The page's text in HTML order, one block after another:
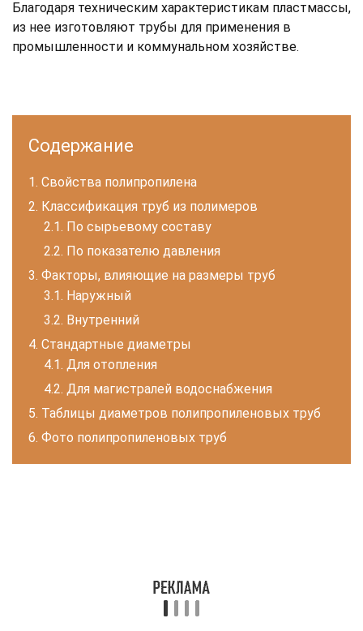
Благодаря техническим характеристикам пластмассы,
из нее изготовляют трубы для применения в
промышленности и коммунальном хозяйстве.
Содержание
Свойства полипропилена
Классификация труб из полимеров
По сырьевому составу
По показателю давления
Факторы, влияющие на размеры труб
Наружный
Внутренний
Стандартные диаметры
Для отопления
Для магистралей водоснабжения
Таблицы диаметров полипропиленовых труб
Фото полипропиленовых труб